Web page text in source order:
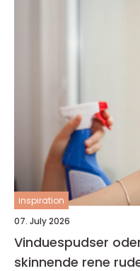
inspiration
07. July 2026
Vinduespudser odense sådan
skinnende rene